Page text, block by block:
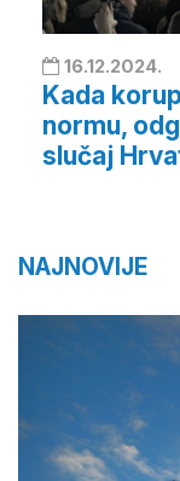
16.12.2024.
Kada
normu,
slučaj
NAJNOVIJE